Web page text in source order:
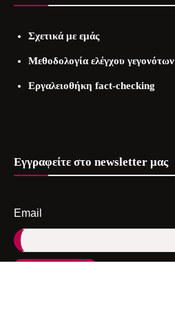
Σχετικά με εμάς
Μεθοδολογία ελέγχου γεγονότων
Εργαλειοθήκη fact-checking
Εγγραφείτε στo newsletter μας
Email